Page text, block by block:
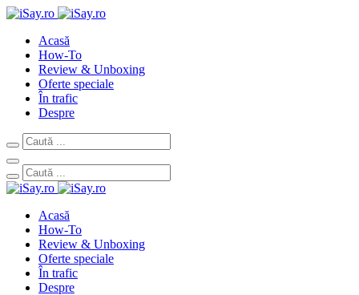
Acasă
How-To
Review & Unboxing
Oferte speciale
În trafic
Despre
Acasă
How-To
Review & Unboxing
Oferte speciale
În trafic
Despre